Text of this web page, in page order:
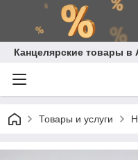
Канцелярские товары в
Товары и услуги